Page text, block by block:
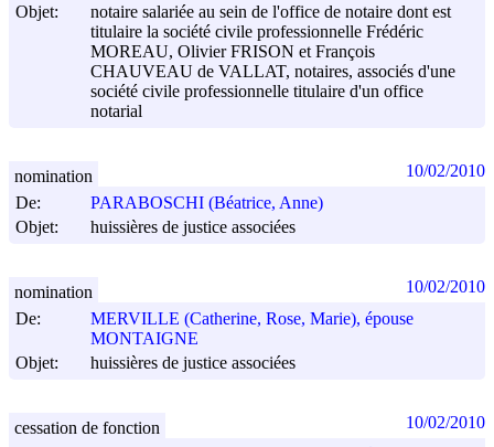
Objet:
notaire salariée au sein de l'office de notaire dont est
titulaire la société civile professionnelle Frédéric
MOREAU, Olivier FRISON et François
CHAUVEAU de VALLAT, notaires, associés d'une
société civile professionnelle titulaire d'un office
notarial
De:
PARABOSCHI (Béatrice, Anne)
Objet:
huissières de justice associées
nomination 10/02/2010
De:
MERVILLE (Catherine, Rose, Marie), épouse
MONTAIGNE
Objet:
huissières de justice associées
nomination 10/02/2010
cessation de fonction 10/02/2010